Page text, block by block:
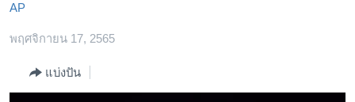
ข้าม
ไป
ข้าม
สหรัฐฯ
ไทย
ธุรกิจ
AP
พฤศจิกายน 17, 2565
แบ่งปัน